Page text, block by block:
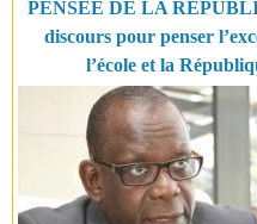
PENSÉE DE LA
discours pour penser
l’école et la